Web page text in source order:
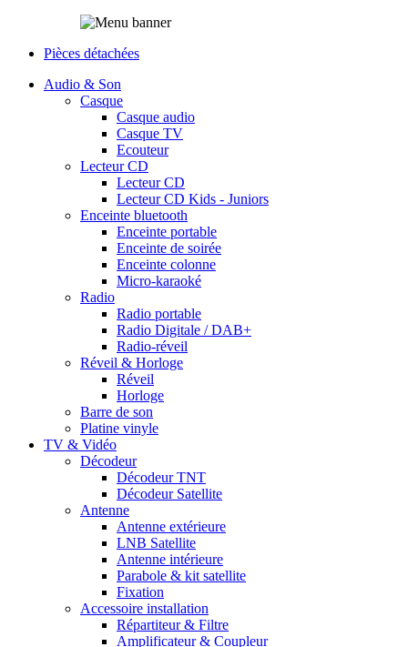
Pièces détachées
Audio & Son
Casque
Casque audio
Casque TV
Ecouteur
Lecteur CD
Lecteur CD
Lecteur CD Kids - Juniors
Enceinte bluetooth
Enceinte portable
Enceinte de soirée
Enceinte colonne
Micro-karaoké
Radio
Radio portable
Radio Digitale / DAB+
Radio-réveil
Réveil & Horloge
Réveil
Horloge
Barre de son
Platine vinyle
TV & Vidéo
Décodeur
Décodeur TNT
Décodeur Satellite
Antenne
Antenne extérieure
LNB Satellite
Antenne intérieure
Parabole & kit satellite
Fixation
Accessoire installation
Répartiteur & Filtre
Amplificateur & Coupleur